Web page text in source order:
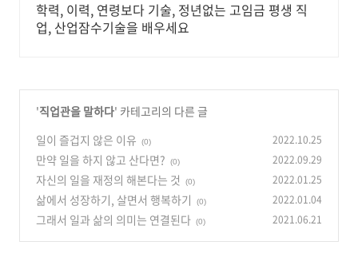
학력, 이력, 연령보다 기술, 정년없는 고임금 평생 직
업, 산업잠수기술을 배우세요
'직업관을 말하다' 카테고리의 다른 글
일이 즐겁지 않은 이유
(0) 2022.10.25
만약 일을 하지 않고 산다면? (0) 2022.09.29
자신의 일을 재정의 해본다는 것 (0) 2022.01.25
삶에서 성장하기, 살면서 행복하기 (0) 2022.01.04
그래서 일과 삶의 의미는 연결된다 (0) 2021.06.21